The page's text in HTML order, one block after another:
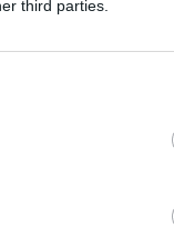
third parties.
în